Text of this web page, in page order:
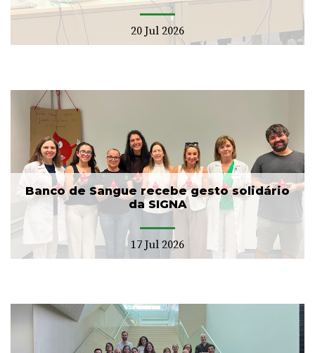
20 Jul 2026
Banco de Sangue recebe gesto solidário
da SIGNA
17 Jul 2026